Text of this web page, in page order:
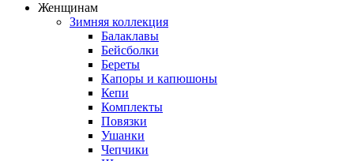
Женщинам
Зимняя коллекция
Балаклавы
Бейсболки
Береты
Капоры и капюшоны
Кепи
Комплекты
Повязки
Ушанки
Чепчики